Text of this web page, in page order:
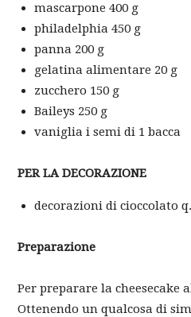
mascarpone 400 g
philadelphia 450 g
panna 200 g
gelatina alimentare 20 g
zucchero 150 g
Baileys 250 g
vaniglia i semi di 1 bacca
PER LA DECORAZIONE
decorazioni di cioccolato
Preparazione
Per preparare la
Ottenendo un qualcosa di